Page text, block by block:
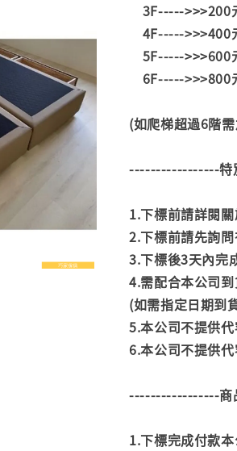
3F----->>>200
4F----->>>400
5F----->>>600
6F----->>>800
(如爬梯超過6階
-----------------特
1.下標前請詳閱關
2.下標前請先詢問
3.下標後3天內完
4.需配合本公司
(如需指定日期到
5.本公司不提供
6.本公司不提供
-----------------商
1.下標完成付款